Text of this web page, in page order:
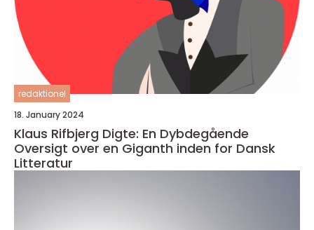
redaktionel
18. January 2024
Klaus Rifbjerg Digte: En Dybdegående
Oversigt over en Giganth inden for Dansk
Litteratur